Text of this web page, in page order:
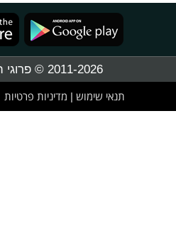
2011-2026 © פרוגי תקשורת בע"מ
תנאי שימוש מדיניות פרטיות